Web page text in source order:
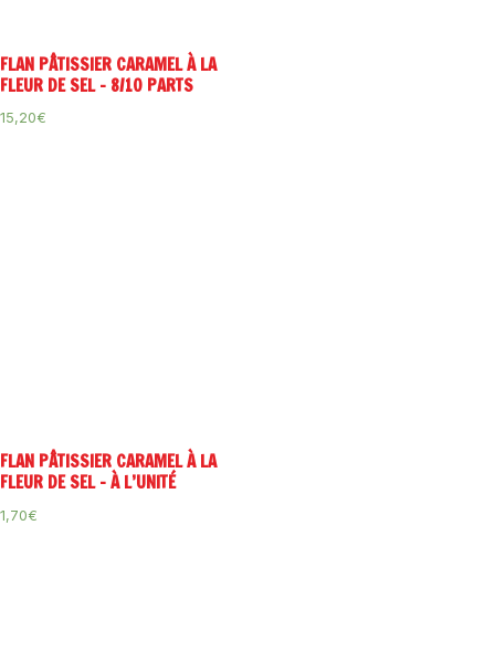
FLAN PÂTISSIER CARAMEL À LA
FLEUR DE SEL – 8/10 PARTS
15,20€
FLAN PÂTISSIER CARAMEL À LA
FLEUR DE SEL – À L’UNITÉ
1,70€